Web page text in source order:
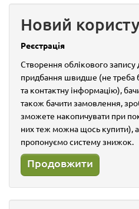
Новий
Реєстрація
Створення облікового
придбання швидше (не треба
та контактну інформацію),
також бачити замовлення,
зможете накопичувати при
них теж можна щось купити),
пропонуємо систему знижок.
Продовжити